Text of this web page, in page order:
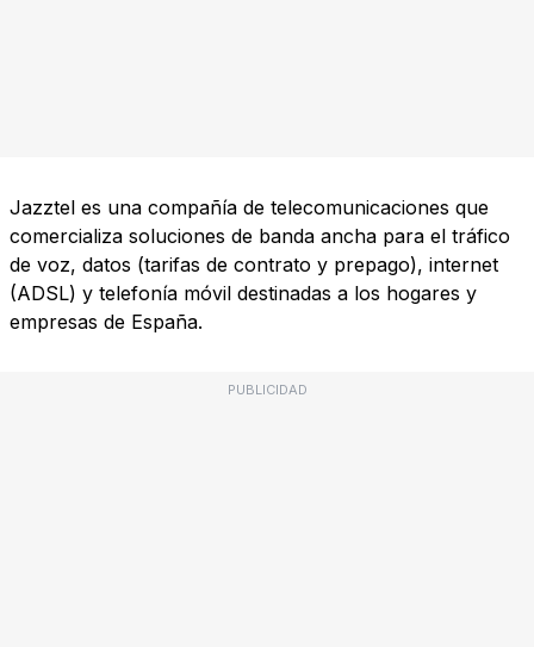
Jazztel es una compañía de telecomunicaciones que
comercializa soluciones de banda ancha para el tráfico
de voz, datos (tarifas de contrato y prepago), internet
(ADSL) y telefonía móvil destinadas a los hogares y
empresas de España.
PUBLICIDAD